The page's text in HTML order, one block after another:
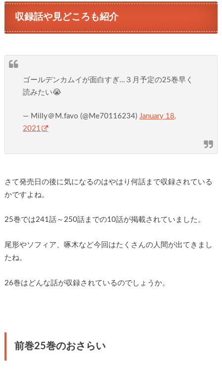
収録話や見どころも紹介
ゴールデンカムイが面白すぎ…３月予定の25巻早く
読みたい😭
— Milly＠M.favo (@Me70116234)January 18,
2021
さて発売日の後に気になるのはやはり何話まで収録されている
かですよね。
25巻では241話～250話までの10話が掲載されていました。
尾形やソフィア、啄木など今回はたくさんの人間が出てきまし
たね。
26巻はどんな話が収録されているのでしょうか。
前巻25巻のおさらい